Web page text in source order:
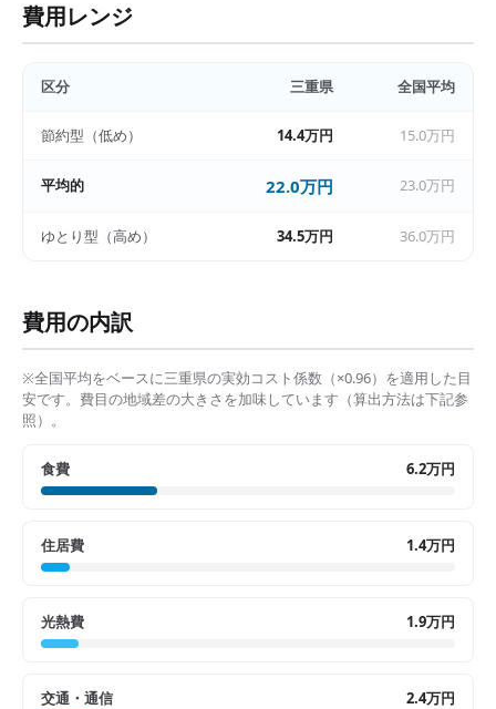
費用レンジ
区分 三重県 全国平均
節約型（低め） 14.4万円 15.0万円
平均的 22.0万円 23.0万円
ゆとり型（高め） 34.5万円 36.0万円
費用の内訳
※全国平均をベースに三重県の実効コスト係数（×0.96）を適用した目
安です。費目の地域差の大きさを加味しています（算出方法は下記参
照）。
食費 6.2万円
住居費 1.4万円
光熱費 1.9万円
交通・通信 2.4万円